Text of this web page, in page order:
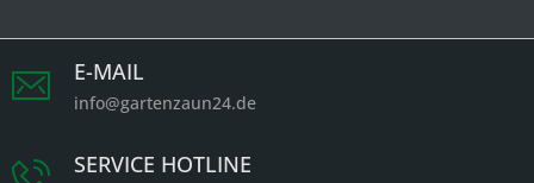
E-MAIL
info@gartenzaun24.de
SERVICE HOTLINE